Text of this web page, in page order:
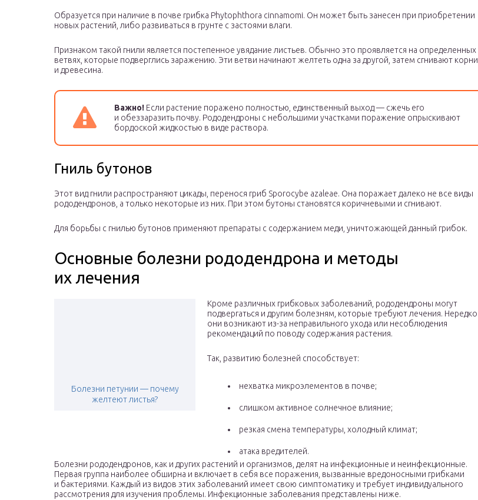
Образуется при наличие в почве грибка Phytophthora cinnamomi. Он может быть занесен при приобретении
новых растений, либо развиваться в грунте с застоями влаги.
Признаком такой гнили является постепенное увядание листьев. Обычно это проявляется на определенных
ветвях, которые подверглись заражению. Эти ветви начинают желтеть одна за другой, затем сгнивают корни
и древесина.
Важно! Если растение поражено полностью, единственный выход — сжечь его
и обеззаразить почву. Рододендроны с небольшими участками поражение опрыскивают
бордоской жидкостью в виде раствора.
Гниль бутонов
Этот вид гнили распространяют цикады, перенося гриб Sporocybe azaleae. Она поражает далеко не все виды
рододендронов, а только некоторые из них. При этом бутоны становятся коричневыми и сгнивают.
Для борьбы с гнилью бутонов применяют препараты с содержанием меди, уничтожающей данный грибок.
Основные болезни рододендрона и методы
их лечения
Болезни петунии — почему
желтеют листья?
Кроме различных грибковых заболеваний, рододендроны могут
подвергаться и другим болезням, которые требуют лечения. Нередко
они возникают из-за неправильного ухода или несоблюдения
рекомендаций по поводу содержания растения.
Так, развитию болезней способствует:
нехватка микроэлементов в почве;
слишком активное солнечное влияние;
резкая смена температуры, холодный климат;
атака вредителей.
Болезни рододендронов, как и других растений и организмов, делят на инфекционные и неинфекционные.
Первая группа наиболее обширна и включает в себя все поражения, вызванные вредоносными грибками
и бактериями. Каждый из видов этих заболеваний имеет свою симптоматику и требует индивидуального
рассмотрения для изучения проблемы. Инфекционные заболевания представлены ниже.